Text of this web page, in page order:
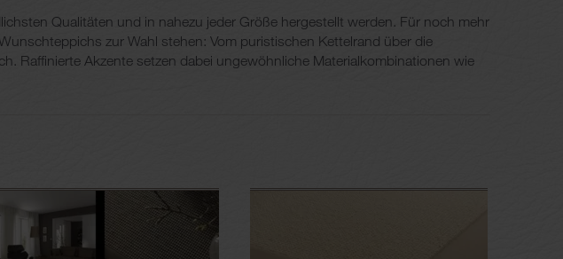
Qualitäten und in nahezu jeder Größe hergestellt werden. Für noch mehr
zur Wahl stehen: Vom puristischen Kettelrand über die
Raffinierte Akzente setzen dabei ungewöhnliche Materialkombinationen wie